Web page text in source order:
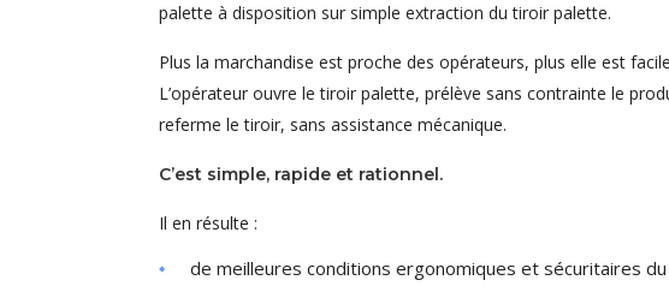
palette à disposition sur simple extraction du tiroir palette.
Plus la marchandise est proche des opérateurs, plus elle est
L’opérateur ouvre le tiroir palette, prélève sans contrainte le
referme le tiroir, sans assistance mécanique.
C’est simple, rapide et rationnel.
Il en résulte :
de meilleures conditions ergonomiques et sécuritaires du